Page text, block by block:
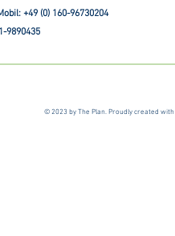
+49 (0) 160-96730204
9890435
© 2023 by The Plan. Proudly created with